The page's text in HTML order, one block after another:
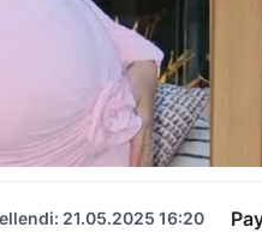
21.05.2025 16:20